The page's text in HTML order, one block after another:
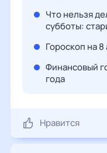
Что нельзя
субботы:
Гороскоп на 8
Финансовый
года
Нравится